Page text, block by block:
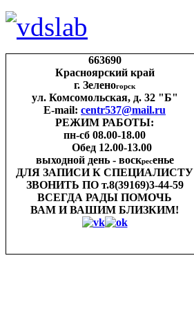
663690
Красноярский край
г. Зеленогорск
ул. Комсомольская, д. 32 "Б"
E-mail: centr537@mail.ru
РЕЖИМ РАБОТЫ:
пн-cб 08.00-18.00
Обед 12.00-13.00
выходной день - воскресенье
ДЛЯ ЗАПИСИК СПЕЦИАЛИСТУ
ЗВОНИТЬ ПО т.8(39169)3-44-59
ВСЕГДА РАДЫ ПОМОЧЬ
ВАМ И ВАШИМ БЛИЗКИМ!